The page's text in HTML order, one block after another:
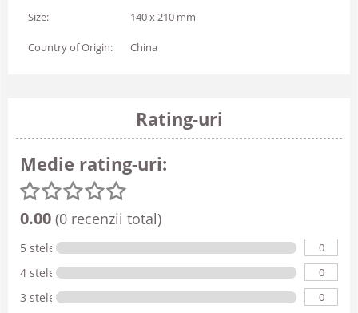
Size: 140 x 210 mm
Country of Origin: China
Rating-uri
Medie rating-uri:
0.00 (0 recenzii total)
5 stele 0
4 stele 0
3 stele 0